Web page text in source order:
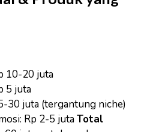
10-20 juta
5 juta
30 juta (tergantung niche)
Rp 2-5 jutaTotal